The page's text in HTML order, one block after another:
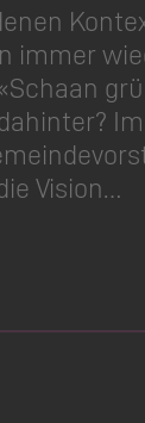
immer
Vision…